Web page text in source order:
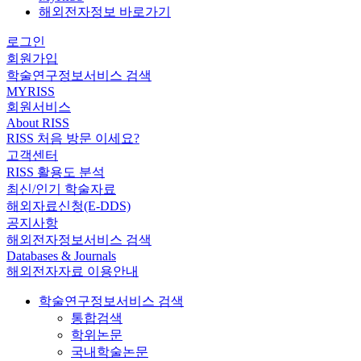
해외전자정보 바로가기
로그인
회원가입
학술연구정보서비스 검색
MYRISS
회원서비스
About RISS
RISS 처음 방문 이세요?
고객센터
RISS 활용도 분석
최신/인기 학술자료
해외자료신청(E-DDS)
공지사항
해외전자정보서비스 검색
Databases & Journals
해외전자자료 이용안내
학술연구정보서비스 검색
통합검색
학위논문
국내학술논문